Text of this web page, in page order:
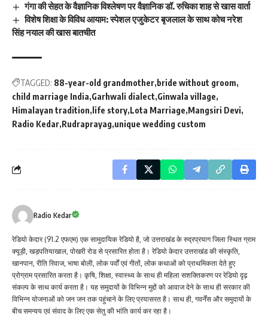
गंगा की सेहत के वैज्ञानिक विश्लेषण पर वैज्ञानिक डॉ. रुचिका शाह से खास वार्ता
विशेष शिक्षा के विविध आयाम: स्पेशल एजुकेटर बृजलाल के साथ कोच नरेश
सिंह नयाल की खास बातचीत
TAGGED: 88-year-old grandmother bride without groom
child marriage India Garhwali dialect Ginwala village
Himalayan tradition life story Lota Marriage Mangsiri Devi
Radio Kedar Rudraprayag unique wedding custom
Radio Kedar
रेडियो केदार (91.2 एफएम) एक सामुदायिक रेडियो है, जो उत्तराखंड के रुद्रप्रयाग जिला स्थित ग्राम
क्यूड़ी, खड़पतियाखाल, पोखरी रोड से प्रसारित होता है। रेडियो केदार उत्तराखंड की संस्कृति,
खानपान, रीति रिवाज, भाषा बोली, लोक पर्वों एवं गीतों, लोक कथाओं को प्राथमिकता देते हुए
प्रोग्राम प्रसारित करता है। कृषि, शिक्षा, स्वास्थ्य के साथ ही महिला सशक्तिकरण पर रेडियो दृढ़
संकल्प के साथ कार्य करता है। यह समुदायों के विभिन्न मुद्दों को आवाज देने के साथ ही सरकार की
विभिन्न योजनाओं को जन जन तक पहुंचाने के लिए प्रयासरत है। साथ ही, गवर्नेंस और समुदायों के
बीच समन्वय एवं संवाद के लिए एक सेतु की भांति कार्य कर रहा है।